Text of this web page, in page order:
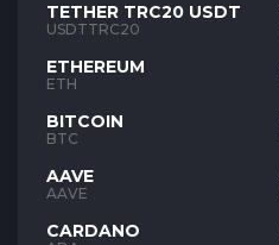
TETHER TRC20 USDT
USDTTRC20
ETHEREUM
ETH
BITCOIN
BTC
AAVE
AAVE
CARDANO